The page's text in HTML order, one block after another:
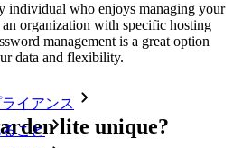
イアンス
こと
individual who enjoys managing your
organization with specific hosting
management is a great option
data and flexibility.
lite unique?